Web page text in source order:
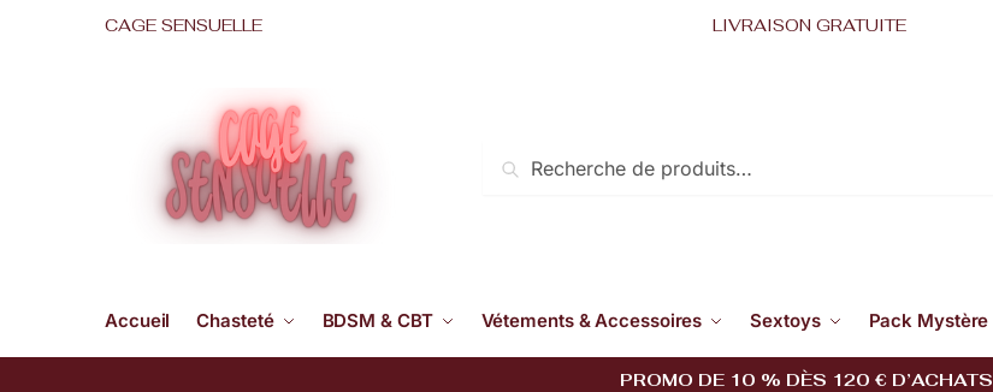
CAGE SENSUELLE LIVRAISON GRATUITE
RECHERCHE
Accueil Chasteté BDSM & CBT Vétements & Accessoires Sextoys Pack Mystère
PROMO DE 10 % DÈS 120 € D’ACHATS